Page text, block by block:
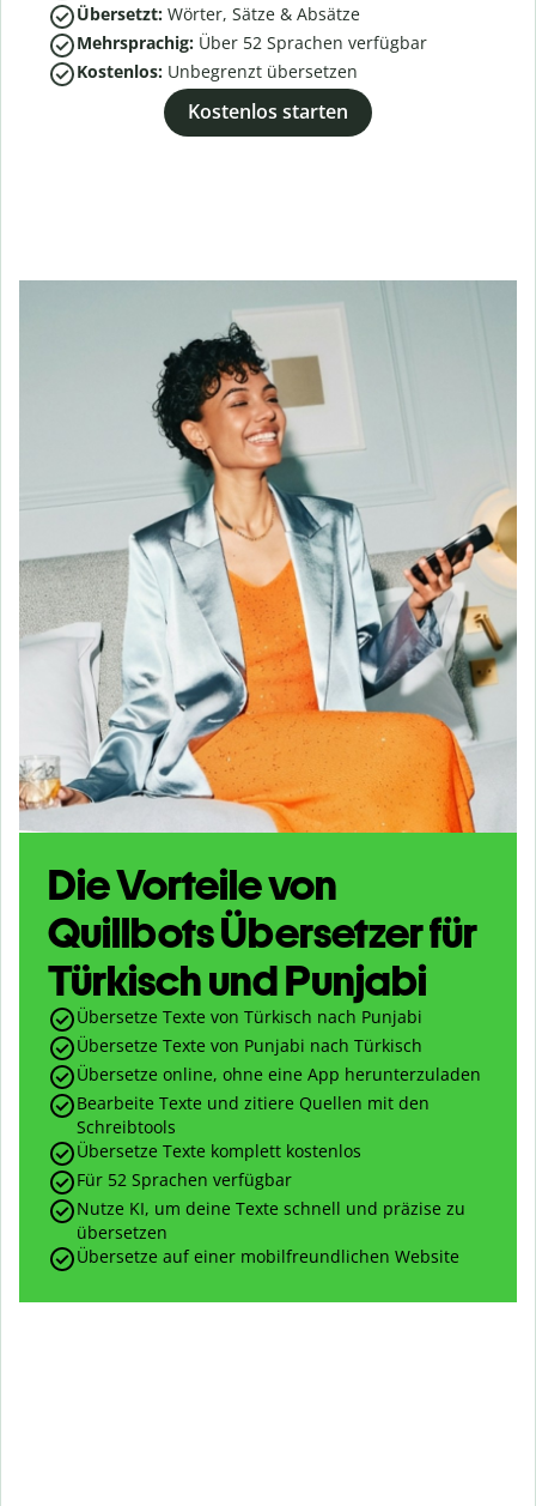
Übersetzt: Wörter, Sätze & Absätze
Mehrsprachig: Über 52 Sprachen verfügbar
Kostenlos: Unbegrenzt übersetzen
Kostenlos starten
Die Vorteile von
Quillbots Übersetzer für
Türkisch und Punjabi
Übersetze Texte von Türkisch nach Punjabi
Übersetze Texte von Punjabi nach Türkisch
Übersetze online, ohne eine App herunterzuladen
Bearbeite Texte und zitiere Quellen mit den
Schreibtools
Übersetze Texte komplett kostenlos
Für 52 Sprachen verfügbar
Nutze KI, um deine Texte schnell und präzise zu
übersetzen
Übersetze auf einer mobilfreundlichen Website